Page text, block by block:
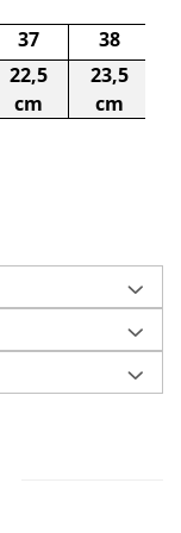
37 38
22,5
cm
23,5
cm